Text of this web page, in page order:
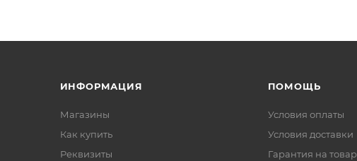
ИНФОРМАЦИЯ
Магазины
Как купить
Реквизиты
ПОМОЩЬ
Условия оплаты
Условия доставки
Гарантия на товар